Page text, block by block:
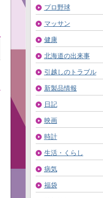
プロ野球
マッサン
健康
北海道の出来事
引越しのトラブル
新製品情報
日記
映画
時計
生活・くらし
病気
福袋